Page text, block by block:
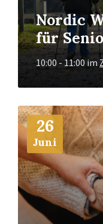
Nordic
für
10:00 - 11:00im
26
Juni
Mehr
Info